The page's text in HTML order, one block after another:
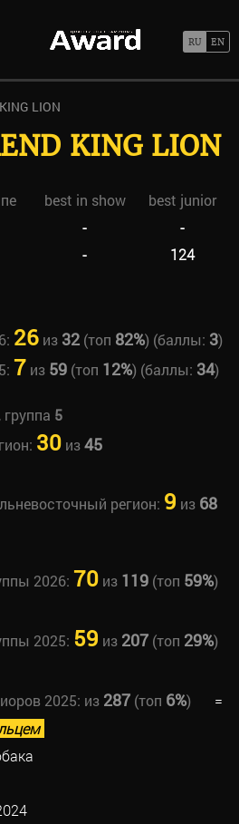
LION
KING LION
best in show
best junior
-
-
- 124
26из 32(топ 82%) (баллы: 3)
7 из 59(топ 12%) (баллы: 34)
5
30из45
регион: 9 из 68
2026: 70из 119(топ 59%)
2025: 59 из 207(топ 29%)
2025: из 287(топ 6%)
=